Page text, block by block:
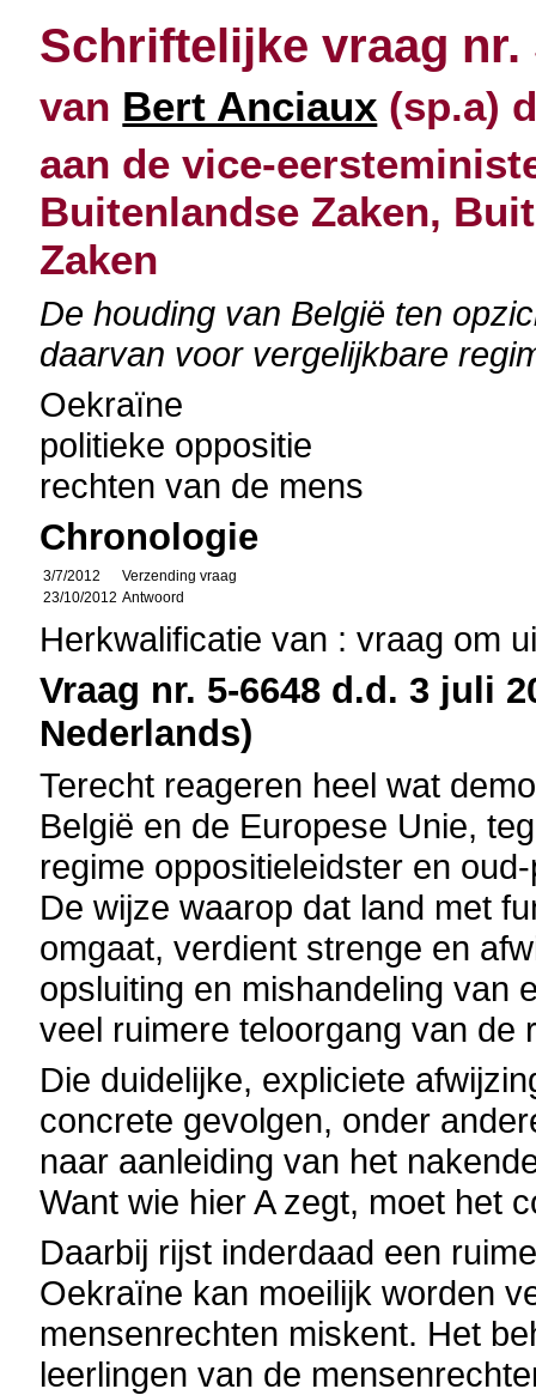
Schriftelijke vraag nr.
van Bert Anciaux (sp.a)
aan de vice-
Buitenlandse Zaken,
Zaken
De houding van België ten
daarvan voor vergelijkbare
Oekraïne
politieke oppositie
rechten van de mens
Chronologie
3/7/2012
Verzending vraag
23/10/2012 Antwoord
Herkwalificatie van : vraag om
Vraag nr. 5-6648 d.d. 3 juli
Nederlands)
Terecht reageren heel wat
België en de Europese Unie,
regime oppositieleidster en
De wijze waarop dat land met
omgaat, verdient strenge en
opsluiting en mishandeling van
veel ruimere teloorgang van de
Die duidelijke, expliciete
concrete gevolgen, onder
naar aanleiding van het
Want wie hier A zegt, moet het
Daarbij rijst inderdaad een
Oekraïne kan moeilijk worden
mensenrechten miskent. Het
leerlingen van de